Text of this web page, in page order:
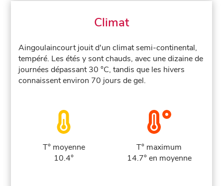
Climat
Aingoulaincourt jouit d'un climat semi-continental,
tempéré. Les étés y sont chauds, avec une dizaine de
journées dépassant 30 °C, tandis que les hivers
connaissent environ 70 jours de gel.
T° moyenne
10.4°
T° maximum
14.7° en moyenne